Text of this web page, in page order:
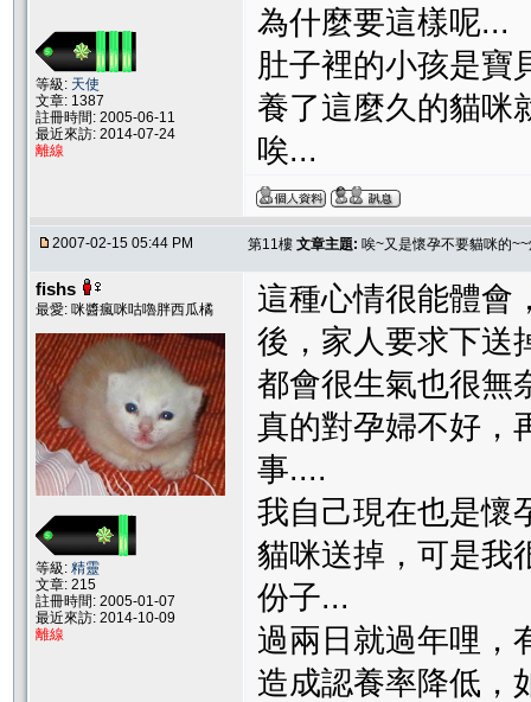
等級: 天使
文章: 1387
註冊時間: 2005-06-11
最近來訪: 2014-07-24
離線
為什麼要這樣呢...
肚子裡的小孩是寶
養了這麼久的貓咪
唉...
2007-02-15 05:44 PM 第11樓 文章主題: 唉~又是懷孕不要貓咪的
fishs
最愛: 咪醬瘋咪咕嚕胖西瓜橘
等級: 精靈
文章: 215
註冊時間: 2005-01-07
最近來訪: 2014-10-09
離線
這種心情很能體會
後，家人要求下送
都會很生氣也很無
真的對孕婦不好，
事....
我自己現在也是懷
貓咪送掉，可是我
份子...
過兩日就過年哩，
造成認養率降低，